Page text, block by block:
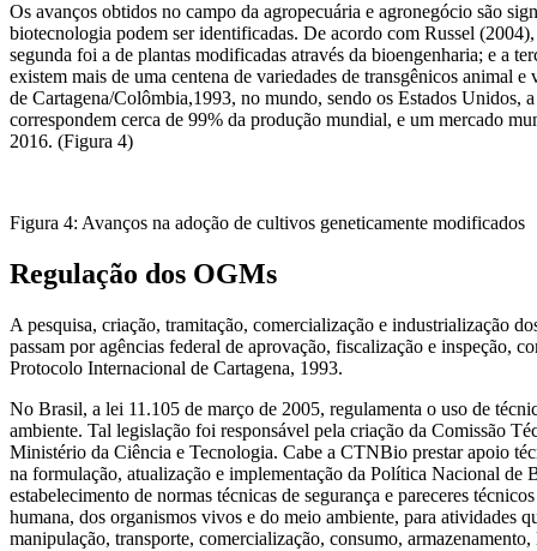
Os avanços obtidos no campo da agropecuária e agronegócio são
biotecnologia podem ser identificadas. De acordo com Russel
segunda foi a de plantas modificadas através da bioengenharia; e a
existem mais de uma centena de variedades de transgênicos animal
de Cartagena/Colômbia,1993, no mundo, sendo os Estados Unidos,
correspondem cerca de 99% da produção mundial, e um mercado
2016. (Figura 4)
Figura 4: Avanços na adoção de cultivos geneticamente modificados
Regulação dos OGMs
A pesquisa, criação, tramitação, comercialização e industrialização
passam por agências federal de aprovação, fiscalização e inspeção,
Protocolo Internacional de Cartagena, 1993.
No Brasil, a lei 11.105 de março de 2005, regulamenta o uso de
ambiente. Tal legislação foi responsável pela criação da Comissão
Ministério da Ciência e Tecnologia. Cabe a CTNBio prestar apoio
na formulação, atualização e implementação da Política Nacional de
estabelecimento de normas técnicas de segurança e pareceres
humana, dos organismos vivos e do meio ambiente, para atividades
manipulação, transporte, comercialização, consumo,